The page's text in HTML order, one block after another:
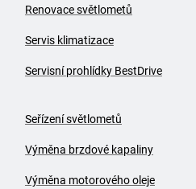
Renovace světlometů
Servis klimatizace
Servisní prohlídky BestDrive
Seřízení světlometů
Výměna brzdové kapaliny
Výměna motorového oleje